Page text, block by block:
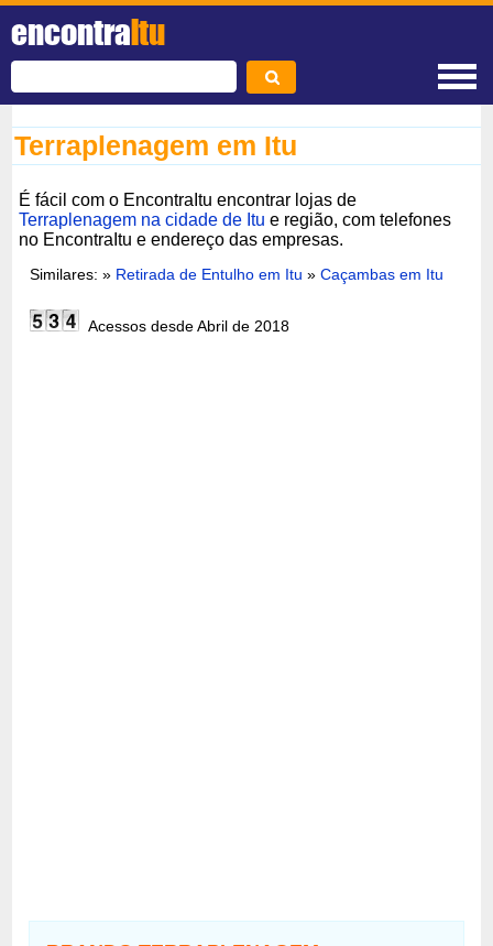
encontraItu
Terraplenagem em Itu
É fácil com o EncontraItu encontrar lojas de
Terraplenagem na cidade de Itu e região, com telefones
no EncontraItu e endereço das empresas.
Similares: » Retirada de Entulho em Itu »Caçambas em Itu
Acessos desde Abril de 2018